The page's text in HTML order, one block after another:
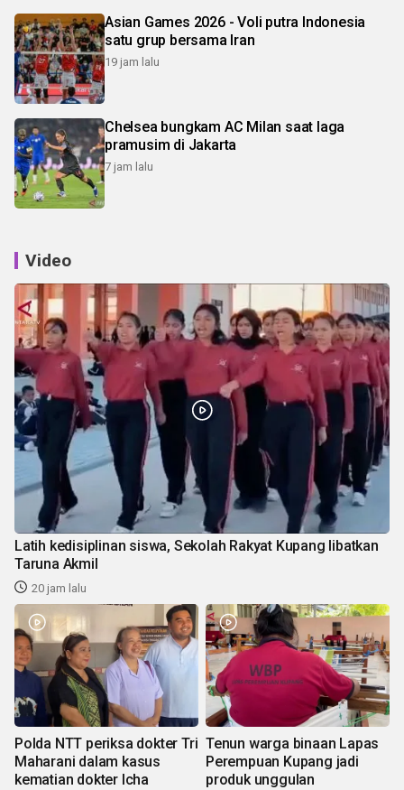
Asian Games 2026 - Voli putra Indonesia
satu grup bersama Iran
19 jam lalu
Chelsea bungkam AC Milan saat laga
pramusim di Jakarta
7 jam lalu
Video
Latih kedisiplinan siswa, Sekolah Rakyat Kupang libatkan
Taruna Akmil
20 jam lalu
Polda NTT periksa dokter Tri
Maharani dalam kasus
kematian dokter Icha
Tenun warga binaan Lapas
Perempuan Kupang jadi
produk unggulan